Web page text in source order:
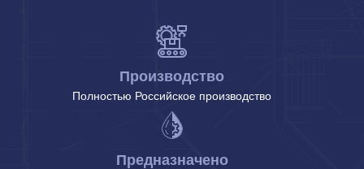
Производство
Полностью Российское производство
Предназначено